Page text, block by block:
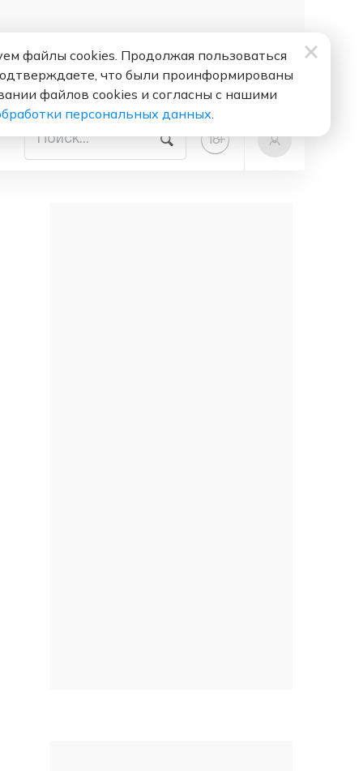
18+
файлы cookies. Продолжая пользоваться
что были проинформированы
файлов cookies и согласны с нашими
персональных данных.